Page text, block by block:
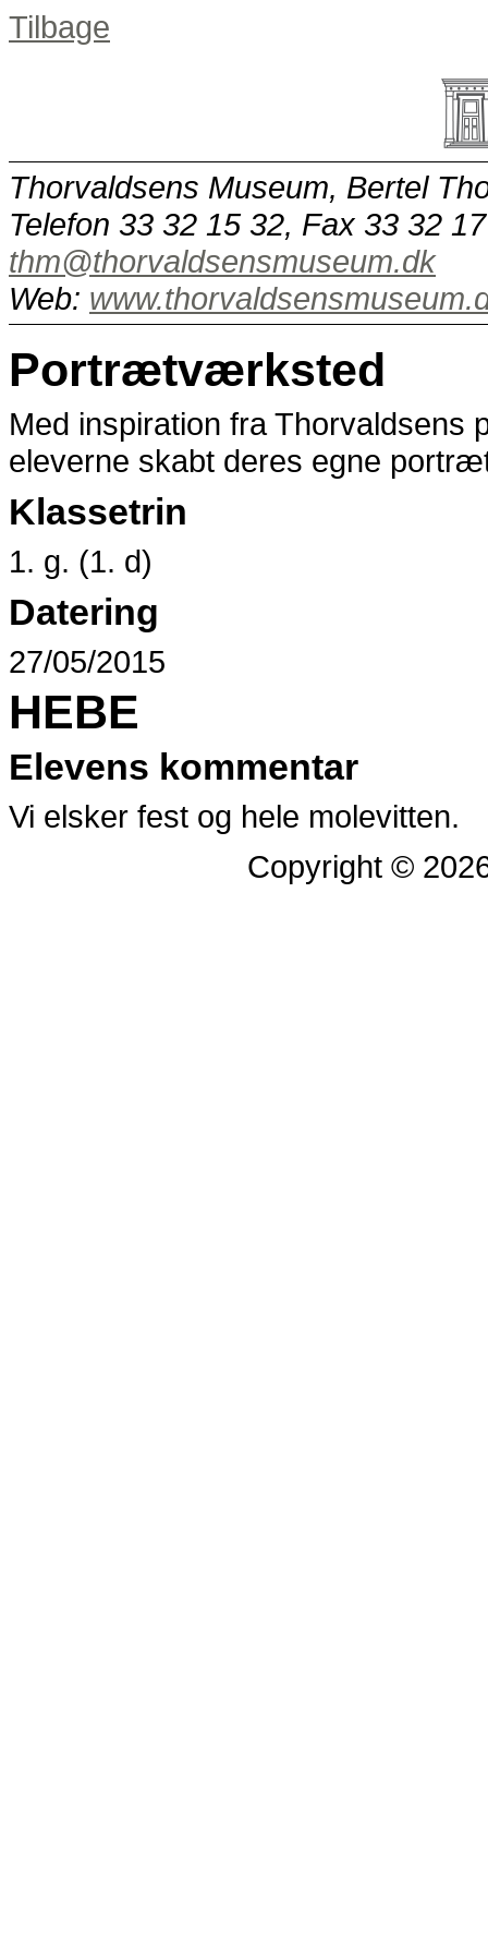
Tilbage
Thorvaldsens Museum, Bertel
Telefon 33 32 15 32, Fax 33 32
thm@thorvaldsensmuseum.dk
Web:
Portrætværksted
Med inspiration fra Thorvaldsens
eleverne skabt deres egne
Klassetrin
1. g. (1. d)
Datering
27/05/2015
HEBE
Elevens kommentar
Vi elsker fest og hele molevitten.
Copyright ©